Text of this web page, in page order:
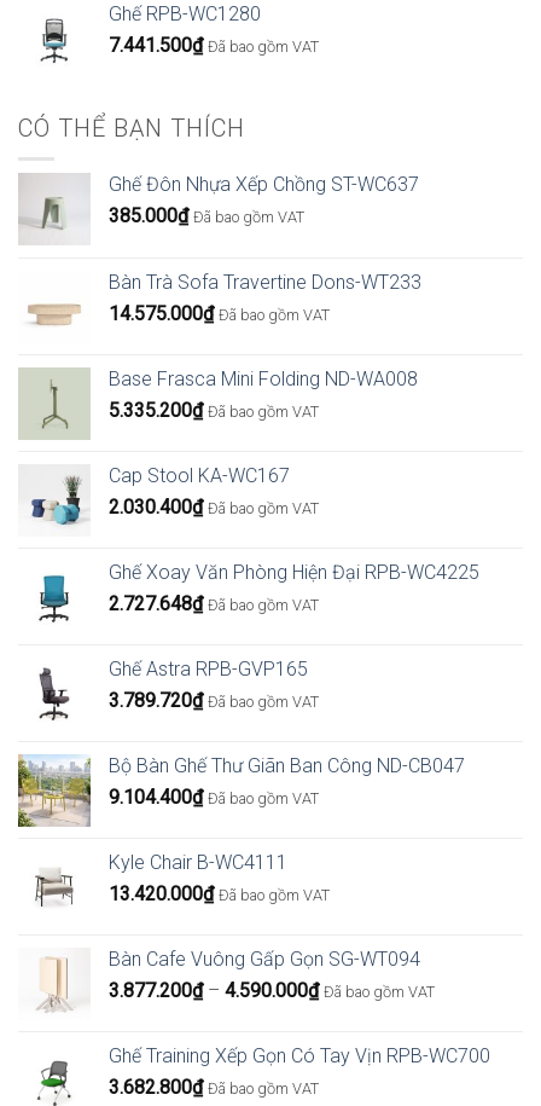
Ghế RPB-WC1280
7.441.500₫ Đã bao gồm VAT
CÓ THỂ BẠN THÍCH
Ghế Đôn Nhựa Xếp Chồng ST-WC637
385.000₫ Đã bao gồm VAT
Bàn Trà Sofa Travertine Dons-WT233
14.575.000₫ Đã bao gồm VAT
Base Frasca Mini Folding ND-WA008
5.335.200₫ Đã bao gồm VAT
Cap Stool KA-WC167
2.030.400₫ Đã bao gồm VAT
Ghế Xoay Văn Phòng Hiện Đại RPB-WC4225
2.727.648₫ Đã bao gồm VAT
Ghế Astra RPB-GVP165
3.789.720₫ Đã bao gồm VAT
Bộ Bàn Ghế Thư Giãn Ban Công ND-CB047
9.104.400₫ Đã bao gồm VAT
Kyle Chair B-WC4111
13.420.000₫ Đã bao gồm VAT
Bàn Cafe Vuông Gấp Gọn SG-WT094
3.877.200₫ – 4.590.000₫Khoảng
3.877.200₫
đến
Đã bao gồm VAT
Ghế Training Xếp Gọn Có Tay Vịn RPB-WC700
3.682.800₫ Đã bao gồm VAT